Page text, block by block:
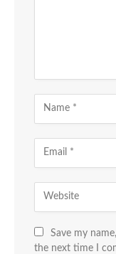
Save my
the next time I